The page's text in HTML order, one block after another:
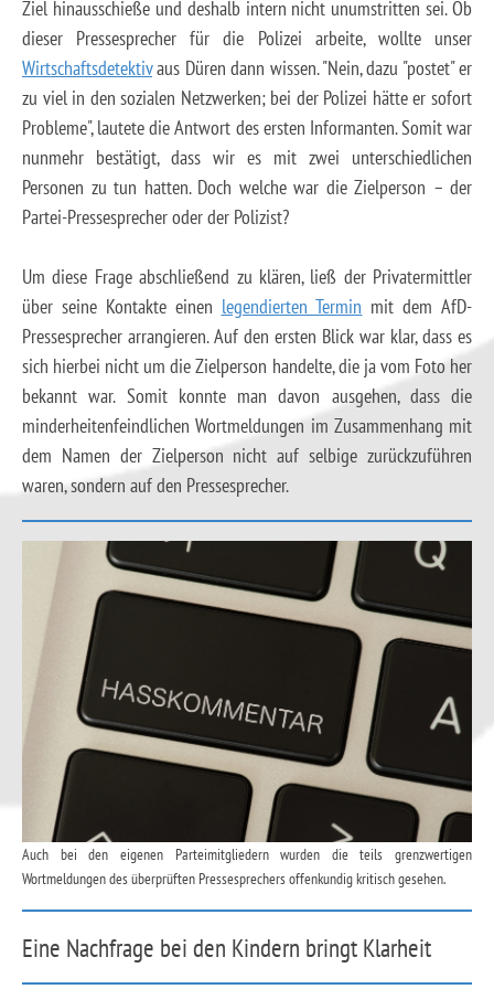
Ziel hinausschieße und deshalb intern nicht unumstritten sei. Ob
dieser Pressesprecher für die Polizei arbeite, wollte unser
Wirtschaftsdetektivaus Düren dann wissen. "Nein, dazu "postet" er
zu viel in den sozialen Netzwerken; bei der Polizei hätte er sofort
Probleme", lautete die Antwort des ersten Informanten. Somit war
nunmehr bestätigt, dass wir es mit zwei unterschiedlichen
Personen zu tun hatten. Doch welche war die Zielperson – der
Partei-Pressesprecher oder der Polizist?
Um diese Frage abschließend zu klären, ließ der Privatermittler
über seine Kontakte einen legendierten Termin mit dem AfD-
Pressesprecher arrangieren. Auf den ersten Blick war klar, dass es
sich hierbei nicht um die Zielperson handelte, die ja vom Foto her
bekannt war. Somit konnte man davon ausgehen, dass die
minderheitenfeindlichen Wortmeldungen im Zusammenhang mit
dem Namen der Zielperson nicht auf selbige zurückzuführen
waren, sondern auf den Pressesprecher.
Auch bei den eigenen Parteimitgliedern wurden die teils grenzwertigen
Wortmeldungen des überprüften Pressesprechers offenkundig kritisch gesehen.
Eine Nachfrage bei den Kindern bringt Klarheit